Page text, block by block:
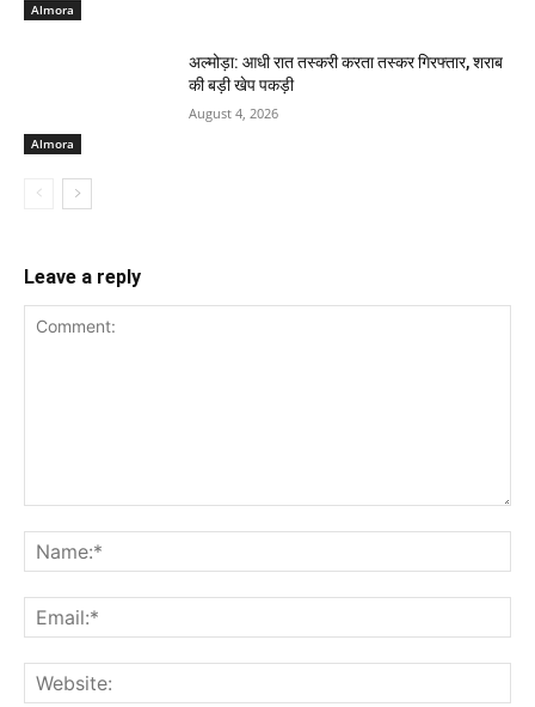
Almora
Almora
अल्मोड़ा: आधी रात तस्करी करता तस्कर​ गिरफ्तार, शराब
की बड़ी खेप पकड़ी
August 4, 2026
Leave a reply